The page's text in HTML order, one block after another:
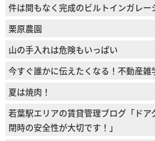
件は間もなく完成のビルトインガレー
栗原農園
山の手入れは危険もいっぱい
今すぐ誰かに伝えたくなる！不動産雑
夏は焼肉！
若葉駅エリアの賃貸管理ブログ「ド
閉時の安全性が大切です！」